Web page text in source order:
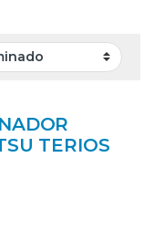
TERIOS
27060-